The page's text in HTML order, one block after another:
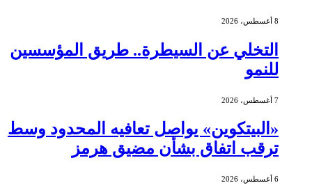
8 أغسطس، 2026
التخلي عن السيطرة.. طريق المؤسسين
للنمو
7 أغسطس، 2026
«البيتكوين» يواصل تعافيه المحدود وسط
ترقب اتفاق بشأن مضيق هرمز
6 أغسطس، 2026